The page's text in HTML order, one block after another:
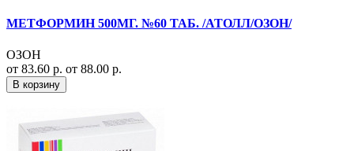
МЕТФОРМИН 500МГ. №60 ТАБ. /АТОЛЛ/ОЗОН/
ОЗОН
от 83.60 р. от 88.00 р.
В корзину